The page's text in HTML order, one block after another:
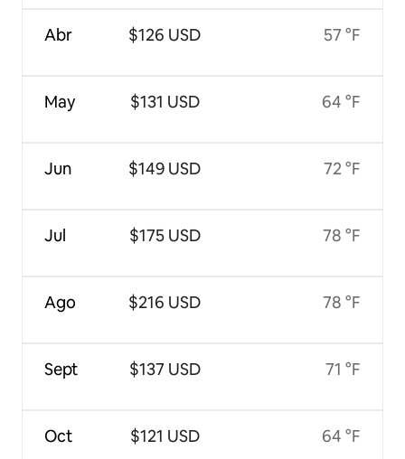
Abr
May
Jun
Jul
Ago
Sept
Oct
$126 USD
$131 USD
$149 USD
$175 USD
$216 USD
$137 USD
$121 USD
57 °F
64 °F
72 °F
78 °F
78 °F
71 °F
64 °F